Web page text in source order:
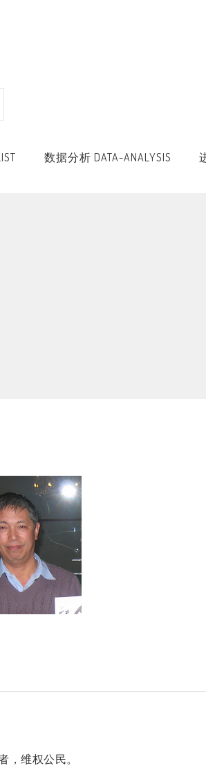
数据分析 DATA-ANALYSIS
，维权公民。